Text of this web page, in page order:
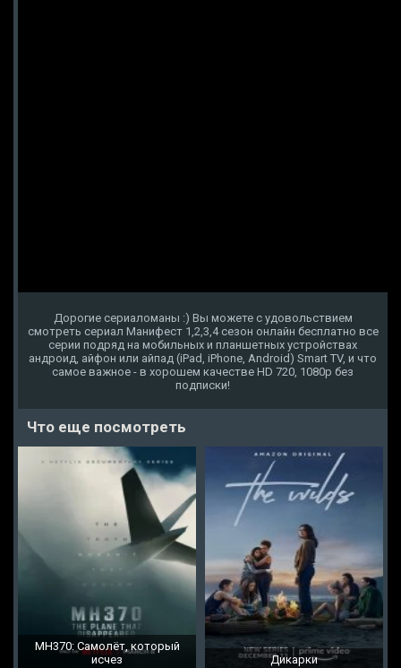
Дорогие сериаломаны :) Вы можете с удовольствием
смотреть сериал Манифест 1,2,3,4 сезон онлайн бесплатно все
серии подряд на мобильных и планшетных устройствах
андроид, айфон или айпад (iPad, iPhone, Android) Smart TV, и что
самое важное - в хорошем качестве HD 720, 1080p без
подписки!
Что еще посмотреть
MH370: Самолёт, который
исчез
Дикарки